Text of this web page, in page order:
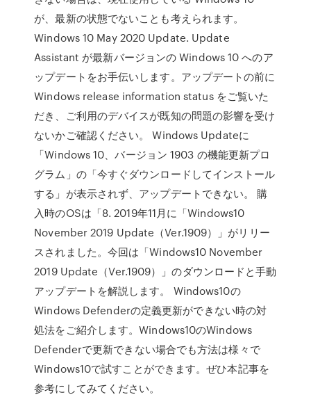
が、最新の状態でないことも考えられます。
Windows 10 May 2020 Update. Update
Assistant が最新バージョンの Windows 10 へのア
ップデートをお手伝いします。アップデートの前に
Windows release information status をご覧いた
だき、ご利用のデバイスが既知の問題の影響を受け
ないかご確認ください。 Windows Updateに
「Windows 10、バージョン 1903 の機能更新プロ
グラム」の「今すぐダウンロードしてインストール
する」が表示されず、アップデートできない。 購
入時のOSは「8. 2019年11月に「Windows10
November 2019 Update（Ver.1909）」がリリー
スされました。今回は「Windows10 November
2019 Update（Ver.1909）」のダウンロードと手動
アップデートを解説します。 Windows10の
Windows Defenderの定義更新ができない時の対
処法をご紹介します。Windows10のWindows
Defenderで更新できない場合でも方法は様々で
Windows10で試すことができます。ぜひ本記事を
参考にしてみてください。